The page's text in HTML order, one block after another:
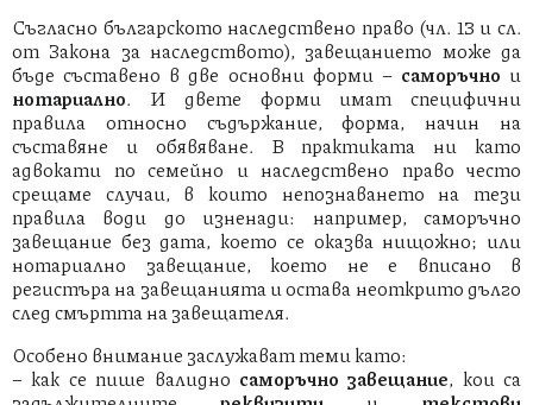
са завещани 10 000 евро, но към
момента на смъртта на
наследодателя, такава сума няма?
Съгласно българското наследствено право (чл. 13 и сл.
от Закона за наследството), завещанието може да
бъде съставено в две основни форми – саморъчно и
нотариално. И двете форми имат специфични
правила относно съдържание, форма, начин на
съставяне и обявяване. В практиката ни като
адвокати по семейно и наследствено право често
срещаме случаи, в които непознаването на тези
правила води до изненади: например, саморъчно
завещание без дата, което се оказва нищожно; или
нотариално завещание, което не е вписано в
регистъра на завещанията и остава неоткрито дълго
след смъртта на завещателя.
Особено внимание заслужават теми като:
– как се пише валидно саморъчно завещание, кои са